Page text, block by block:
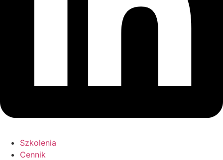
Szkolenia
Cennik